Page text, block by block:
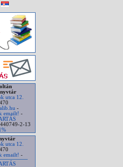
utca 12.
-
emailt! -
2-13
utca 12.
emailt! -